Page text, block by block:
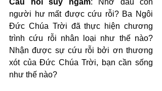
Câu hỏi suy ngẫm: Nhờ đâu con
người hư mất được cứu rỗi? Ba Ngôi
Đức Chúa Trời đã thực hiện chương
trình cứu rỗi nhân loại như thế nào?
Nhận được sự cứu rỗi bởi ơn thương
xót của Đức Chúa Trời, bạn cần sống
như thế nào?